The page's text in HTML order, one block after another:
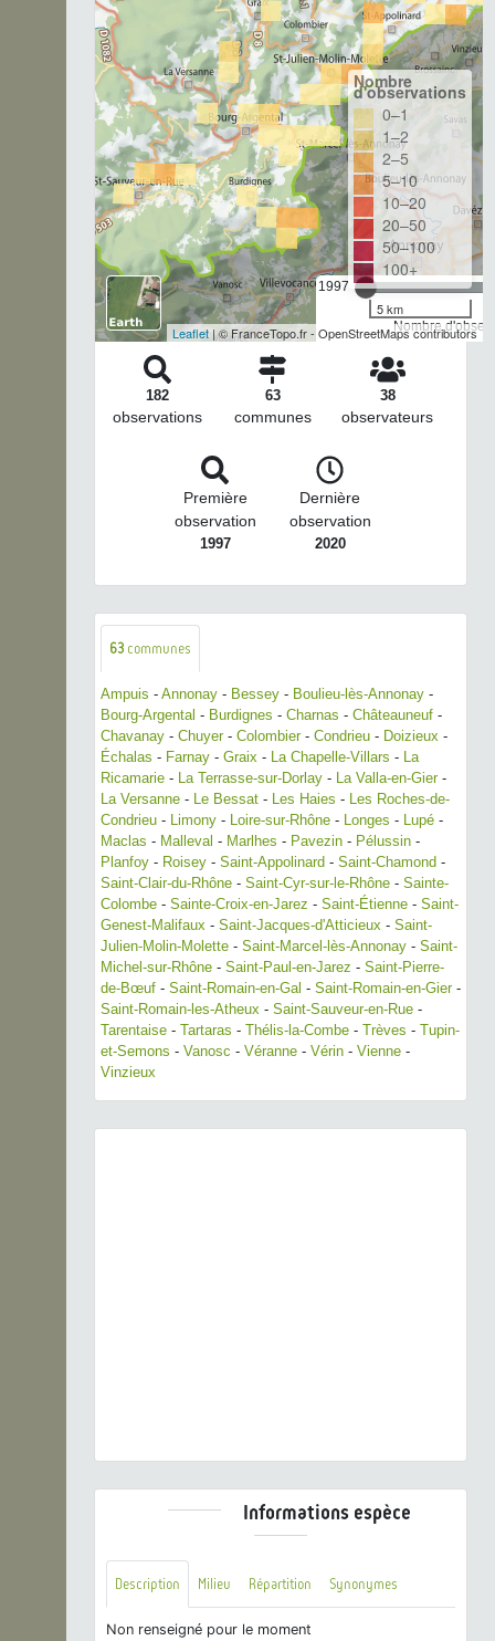
1997
Nombre
Nombre
d'observations
0–1
1–2
2–5
5–10
10–20
20–50
50–100
100+
5 km
Leaflet | © FranceTopo.fr - OpenStreetMaps contributors
182
observations
63
communes
38
observateurs
Première
observation
1997
Dernière
observation
2020
63 communes
Ampuis - Annonay - Bessey - Boulieu-lès-Annonay -
Bourg-Argental - Burdignes - Charnas - Châteauneuf -
Chavanay - Chuyer- Colombier- Condrieu - Doizieux -
Échalas - Farnay - Graix - La Chapelle-Villars -
La
Ricamarie - La Terrasse-sur-Dorlay - La Valla-en-Gier-
La Versanne - Le Bessat - Les Haies -
Les Roches-de-
Condrieu - Limony - Loire-sur-Rhône - Longes - Lupé -
Maclas - Malleval - Marlhes - Pavezin - Pélussin -
Planfoy - Roisey - Saint-Appolinard - Saint-Chamond -
Saint-Clair-du-Rhône - Saint-Cyr-sur-le-Rhône - Sainte-
Colombe - Sainte-Croix-en-Jarez - Saint-Étienne - Saint-
Genest-Malifaux - Saint-Jacques-d'Atticieux - Saint-
Julien-Molin-Molette - Saint-Marcel-lès-Annonay - Saint-
Michel-sur-Rhône - Saint-Paul-en-Jarez - Saint-Pierre-
de-Bœuf - Saint-Romain-en-Gal - Saint-Romain-en-Gier-
Saint-Romain-les-Atheux - Saint-Sauveur-en-Rue -
Tarentaise - Tartaras - Thélis-la-Combe - Trèves - Tupin-
et-Semons - Vanosc - Véranne - Vérin - Vienne -
Vinzieux
Informations espèce
Description Milieu Répartition Synonymes
Non renseigné pour le moment